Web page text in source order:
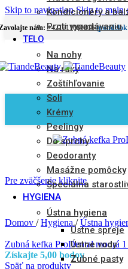
Skip to navigationSkip to main
nám: +421911080816
Kondicionéry a
Proti vypadávaniu
TELO
Na nohy
Na ruky
Zoštíhľovanie
Soli
Krémy
Peelingy
Do sprchy
Deodoranty
Masážne pomôcky
Špeciálna
HYGIENA
Ústna hygiena
Ústne spreje
Ústne vody
Zubné pasty
Pre zväčšenie kliknite
Domov / Hygiena/ Ústna
Zubná kefka ProDental modrá
Získajte 5,00 bodov
Späť na produkty